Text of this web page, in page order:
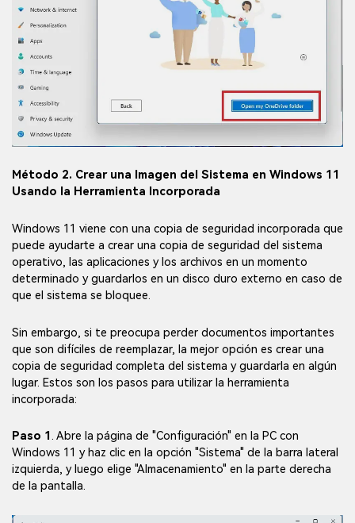
Método 2. Crear una Imagen del Sistema en Windows 11
Usando la Herramienta Incorporada
Windows 11 viene con una copia de seguridad incorporada que
puede ayudarte a crear una copia de seguridad del sistema
operativo, las aplicaciones y los archivos en un momento
determinado y guardarlos en un disco duro externo en caso de
que el sistema se bloquee.
Sin embargo, si te preocupa perder documentos importantes
que son difíciles de reemplazar, la mejor opción es crear una
copia de seguridad completa del sistema y guardarla en algún
lugar. Estos son los pasos para utilizar la herramienta
incorporada:
Paso 1 . Abre la página de "Configuración" en la PC con
Windows 11 y haz clic en la opción "Sistema" de la barra lateral
izquierda, y luego elige "Almacenamiento" en la parte derecha
de la pantalla.